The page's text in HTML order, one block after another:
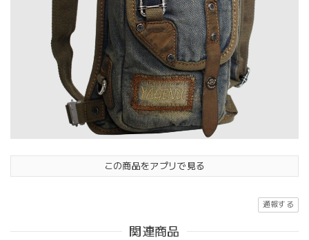
この商品をアプリで見る
通報する
関連商品